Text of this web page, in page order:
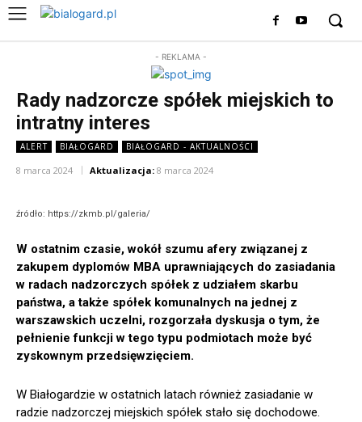
- REKLAMA -
Rady nadzorcze spółek miejskich to
intratny interes
ALERT BIAŁOGARD BIAŁOGARD - AKTUALNOŚCI
8 marca 2024 Aktualizacja: 8 marca 2024
źródło: https://zkmb.pl/galeria/
W ostatnim czasie, wokół szumu afery związanej z
zakupem dyplomów MBA uprawniających do zasiadania
w radach nadzorczych spółek z udziałem skarbu
państwa, a także spółek komunalnych na jednej z
warszawskich uczelni, rozgorzała dyskusja o tym, że
pełnienie funkcji w tego typu podmiotach może być
zyskownym przedsięwzięciem.
W Białogardzie w ostatnich latach również zasiadanie w
radzie nadzorczej miejskich spółek stało się dochodowe.